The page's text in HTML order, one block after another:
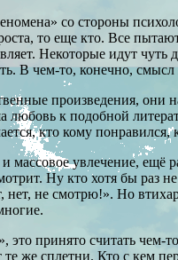
со стороны
то еще кто. Все
Некоторые идут
В чем-то, конечно,
произведения, они
любовь к подобной
кто кому понравился,
массовое увлечение,
Ну кто хотя бы
нет, не смотрю!». Но
принято считать чем-
же сплетни. Кто с кем